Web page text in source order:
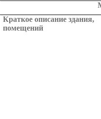
Краткое описание здания,
помещений